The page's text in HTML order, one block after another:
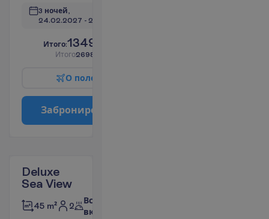
3 ночей,
24.02.2027 - 27.02.2027
Итого:1349.00
Итого2698.00
О поле
Заброниро
Deluxe
Sea View
45 m² 2
Все
включено